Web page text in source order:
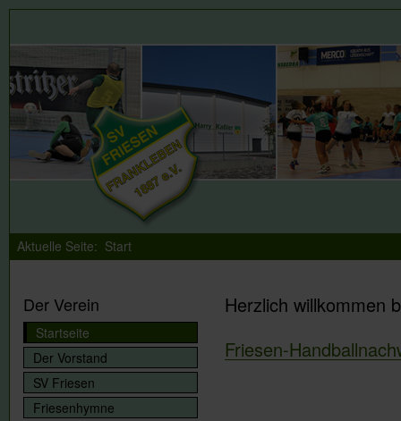
Aktuelle Seite: Start
Herzlich willkommen
Friesen-
Der Verein
Startseite
Der Vorstand
SV Friesen
Friesenhymne